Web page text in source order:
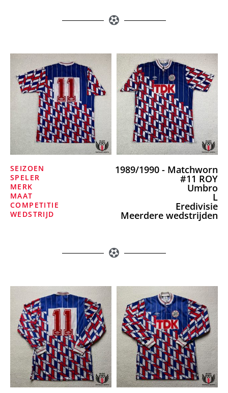
SEIZOEN 1989/1990 - Matchworn
SPELER #11 ROY
MERK Umbro
MAAT L
COMPETITIE Eredivisie
WEDSTRIJD Meerdere wedstrijden